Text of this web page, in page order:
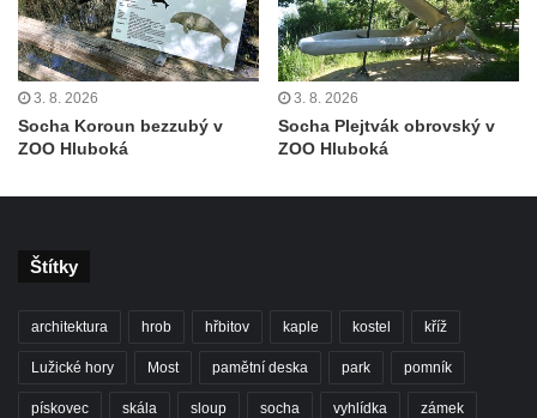
Socha Mladý slon v ZOO Leipzig
Socha Býk v ZOO Dresden
Socha Uprchlý otrok bojuje s divokým psem
Socha krokodýla v ZOO Dresden
Socha světce severně od Lužce nad
Vltavou
Pamětní kámen revitalizace Vltavy Vraňany
3. 8. 2026
Socha Koroun bezzubý v
ZOO Hluboká
3. 8. 2026
Socha Plejtvák obrovský v
ZOO Hluboká
Štítky
architektura hrob hřbitov kaple kostel kříž
Lužické hory Most pamětní deska park pomník
pískovec skála sloup socha vyhlídka zámek